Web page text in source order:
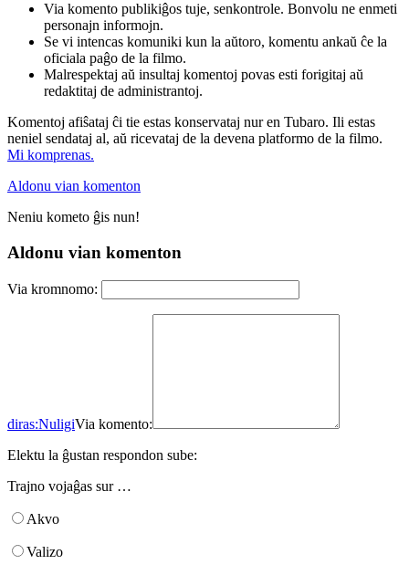
Via komento publikiĝos tuje, senkontrole. Bonvolu ne enmeti
personajn informojn.
Se vi intencas komuniki kun la aŭtoro, komentu ankaŭ ĉe la
oficiala paĝo de la filmo.
Malrespektaj aŭ insultaj komentoj povas esti forigitaj aŭ
redaktitaj de administrantoj.
Komentoj afiŝataj ĉi tie estas konservataj nur en Tubaro. Ili estas
neniel sendataj al, aŭ ricevataj de la devena platformo de la filmo.
Mi komprenas.
Aldonu vian komenton
Neniu kometo ĝis nun!
Aldonu vian komenton
Via kromnomo:
diras:NuligiVia komento:
Elektu la ĝustan respondon sube:
Trajno vojaĝas sur …
Akvo
Valizo